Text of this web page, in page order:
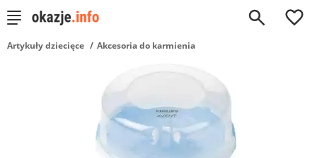
0
Artykuły dziecięce Akcesoria do karmienia